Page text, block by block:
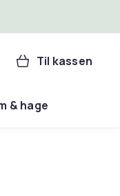
Til kassen
& hage